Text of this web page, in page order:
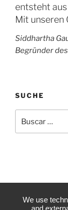
entsteht
Mit unseren
Siddhartha
Begründer
SUCHE
por:
We use
and